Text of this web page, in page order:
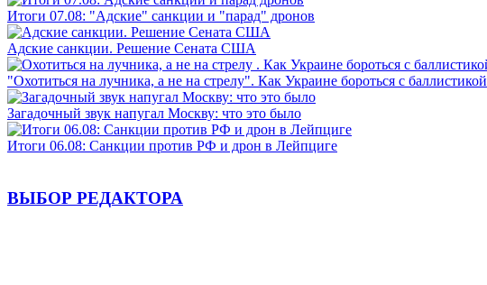
Итоги 07.08: "Адские" санкции и "парад" дронов
Адские санкции. Решение Сената США
"Охотиться на лучника, а не на стрелу". Как Украине бороться с баллистикой
Загадочный звук напугал Москву: что это было
Итоги 06.08: Санкции против РФ и дрон в Лейпциге
ВЫБОР РЕДАКТОРА